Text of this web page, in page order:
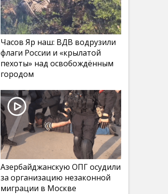
Часов Яр наш: ВДВ водрузили
флаги России и «крылатой
пехоты» над освобождённым
городом
Азербайджанскую ОПГ осудили
за организацию незаконной
миграции в Москве